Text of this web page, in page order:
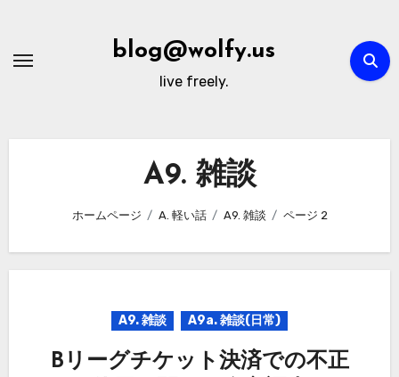
blog@wolfy.us
live freely.
A9. 雑談
ホームページ A. 軽い話 A9. 雑談 ページ 2
A9. 雑談 A9a. 雑談(日常)
Bリーグチケット決済での不正